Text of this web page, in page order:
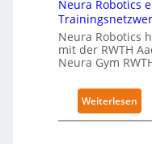
e
c
u
r
t
-
Neura Robotics
Neura Robotics
mit der RWTH
Neura Gym
Weiterlesen
N